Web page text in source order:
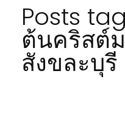
Posts
ต้นคริสต์
สังขละบุรี